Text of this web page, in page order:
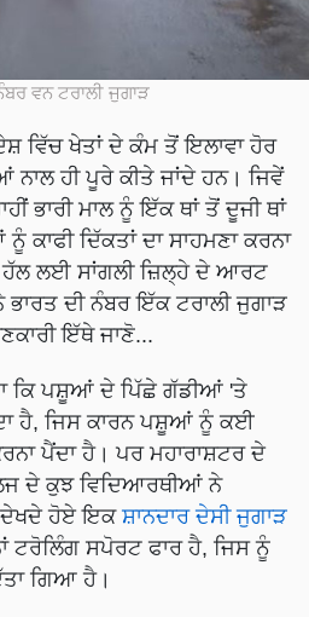
ਵਨ ਟਰਾਲੀ ਜੁਗਾੜ
ਵਿੱਚ ਖੇਤਾਂ ਦੇ ਕੰਮ ਤੋਂ ਇਲਾਵਾ ਹੋਰ
ਹੀ ਪੂਰੇ ਕੀਤੇ ਜਾਂਦੇ ਹਨ। ਜਿਵੇਂ
ਭਾਰੀ ਮਾਲ ਨੂੰ ਇੱਕ ਥਾਂ ਤੋਂ ਦੂਜੀ ਥਾਂ
ਕਾਫੀ ਦਿੱਕਤਾਂ ਦਾ ਸਾਹਮਣਾ ਕਰਨਾ
ਲਈ ਸਾਂਗਲੀ ਜ਼ਿਲ੍ਹੇ ਦੇ ਆਰਟ
ਦੀ ਨੰਬਰ ਇੱਕ ਟਰਾਲੀ ਜੁਗਾੜ
ਇੱਥੇ ਜਾਣੋ...
ਕਿ ਪਸ਼ੂਆਂ ਦੇ ਪਿੱਛੇ ਗੱਡੀਆਂ 'ਤੇ
ਹੈ, ਜਿਸ ਕਾਰਨ ਪਸ਼ੂਆਂ ਨੂੰ ਕਈ
ਪੈਂਦਾ ਹੈ। ਪਰ ਮਹਾਰਾਸ਼ਟਰ ਦੇ
ਦੇ ਕੁਝ ਵਿਦਿਆਰਥੀਆਂ ਨੇ
ਦੇਖਦੇ ਹੋਏ ਇਕ ਸ਼ਾਨਦਾਰ ਦੇਸੀ ਜੁਗਾੜ
ਟਰੋਲਿੰਗ ਸਪੋਰਟ ਫਾਰ ਹੈ, ਜਿਸ ਨੂੰ
ਗਿਆ ਹੈ।